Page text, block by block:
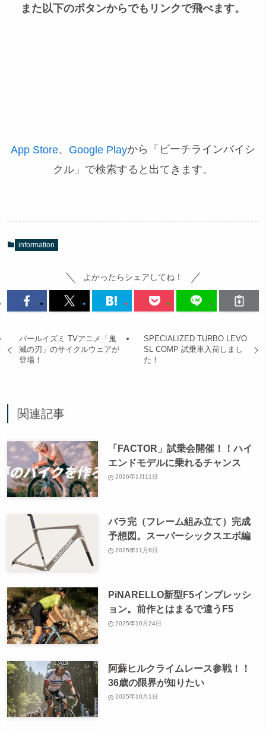
また以下のボタンからでもリンクで飛べます。
App Store、 Google Playから「ビーチラインバイシ
クル」で検索すると出てきます。
information
よかったらシェアしてね！
パールイズミ TVアニメ「鬼
滅の刃」のサイクルウェアが
登場！
SPECIALIZED TURBO LEVO
SL COMP 試乗車入荷しまし
た！
関連記事
「FACTOR」試乗会開催！！ハイ
エンドモデルに乗れるチャンス
2026年1月11日
バラ完（フレーム組み立て）完成
予想図。スーパーシックスエボ編
2025年11月8日
PiNARELLO新型F5インプレッシ
ョン。前作とはまるで違うF5
2025年10月24日
阿蘇ヒルクライムレース参戦！！
36歳の限界が知りたい
2025年10月1日